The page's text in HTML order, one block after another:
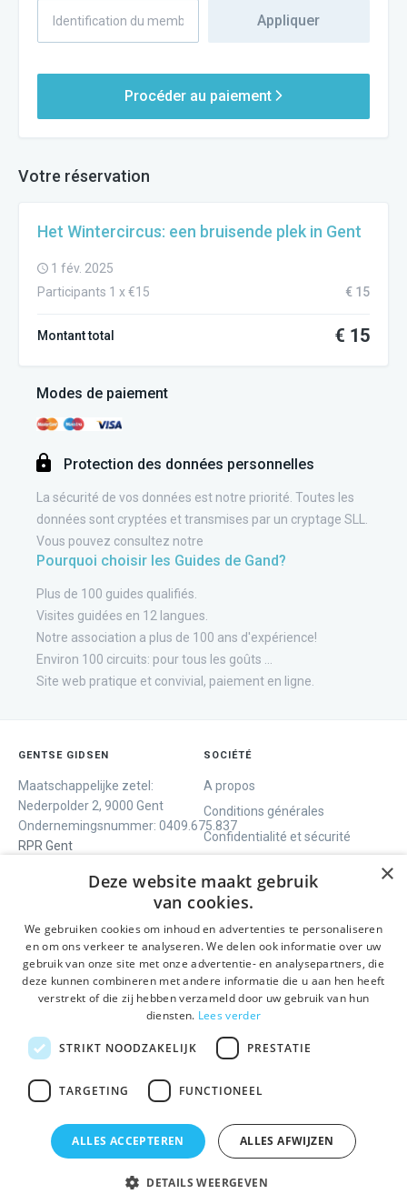
Appliquer
Procéder au paiement
Votre réservation
Het Wintercircus: een bruisende plek in Gent
1 fév. 2025
Participants 1 x €15
€ 15
Montant total € 15
Modes de paiement
Protection des données personnelles
La sécurité de vos données est notre priorité. Toutes les
données sont cryptées et transmises par un cryptage SLL.
Vous pouvez consultez notre
Pourquoi choisir les Guides de Gand?
Plus de 100 guides qualifiés.
Visites guidées en 12 langues.
Notre association a plus de 100 ans d'expérience!
Environ 100 circuits: pour tous les goûts ...
Site web pratique et convivial, paiement en ligne.
GENTSE GIDSEN
Maatschappelijke zetel:
Nederpolder 2, 9000 Gent
Ondernemingsnummer: 0409.675.837
RPR Gent
SOCIÉTÉ
A propos
Conditions générales
Confidentialité et sécurité
Visites guidées
Gand en un jour
Visite guidée du centre
Activités
SOCIALS
Facebook
Instagram
LinkedIn
RESTEZ INFORMÉ
Envoyer
×
Deze website maakt gebruik
van cookies.
We gebruiken cookies om inhoud en advertenties te personaliseren
en om ons verkeer te analyseren. We delen ook informatie over uw
gebruik van onze site met onze advertentie- en analysepartners, die
deze kunnen combineren met andere informatie die u aan hen heeft
verstrekt of die zij hebben verzameld door uw gebruik van hun
diensten. Lees verder
STRIKT NOODZAKELIJK PRESTATIE
TARGETING FUNCTIONEEL
ALLES ACCEPTEREN ALLES AFWIJZEN
DETAILS WEERGEVEN